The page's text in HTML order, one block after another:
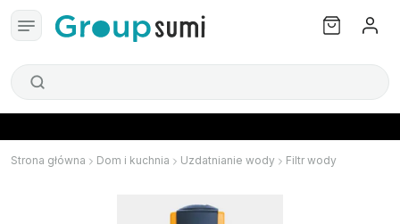
Strona główna Dom i kuchnia Uzdatnianie wody Filtr wody